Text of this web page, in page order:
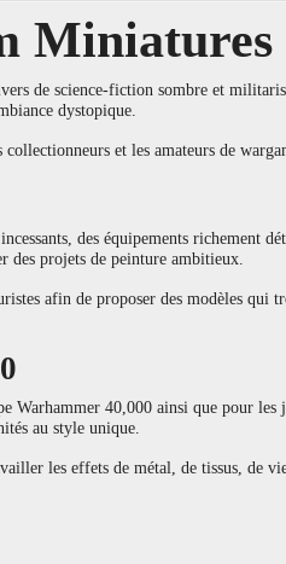
Miniatures
de science-fiction sombre et
dystopique.
et les amateurs de
des équipements richement
des projets de peinture ambitieux.
afin de proposer des modèles qui
40,000 ainsi que pour
au style unique.
les effets de métal, de tissus, de